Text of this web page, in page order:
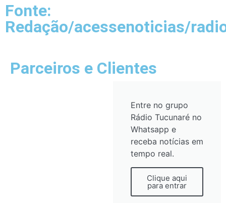
Fonte:
Redação/acessenoticias/
Parceiros e Clientes
Entre no grupo
Rádio Tucunaré no
Whatsapp e
receba notícias em
tempo real.
Clique aqui
para entrar